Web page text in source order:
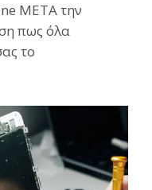
ΜΕΤΑ την
πως όλα
το